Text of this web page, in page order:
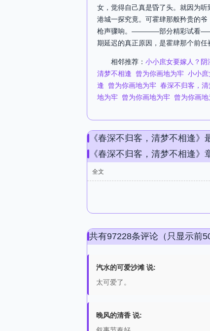
女，觉得自己真是昏了头。就因为
港城一探究竟。可霍肆那般矜贵的
枪声骤响。————部分精彩试看
期延迟的真正原因，是霍肆那个前
相邻推荐： 小小庶女要嫁人？阴
清梦不相逢
曾为你画地为牢 小小庶
逢
曾为你画地为牢 春深不归客，清
地为牢 曾为你画地为牢 曾为你画
《春深不归客，清梦不相逢》
《春深不归客，清梦不相逢》
全文
共有97228条评论（只显示前
汽水的可爱沙滩 说:
太可爱了。
晚风的清香 说: